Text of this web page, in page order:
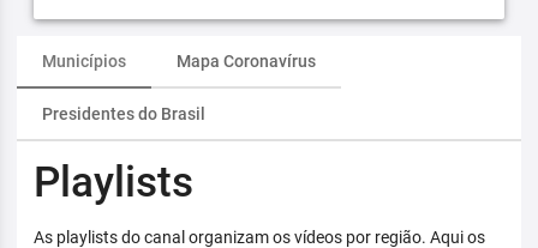
Municípios Mapa Coronavírus
Presidentes do Brasil
Playlists
As playlists do canal organizam os vídeos por região. Aqui os